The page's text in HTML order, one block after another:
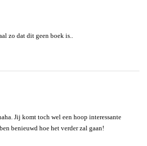
zo dat dit geen boek is..
Jij komt toch wel een hoop interessante
benieuwd hoe het verder zal gaan!